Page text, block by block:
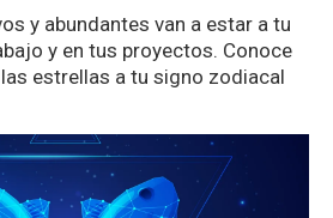
y abundantes van a estar a tu
y en tus proyectos. Conoce
estrellas a tu signo zodiacal